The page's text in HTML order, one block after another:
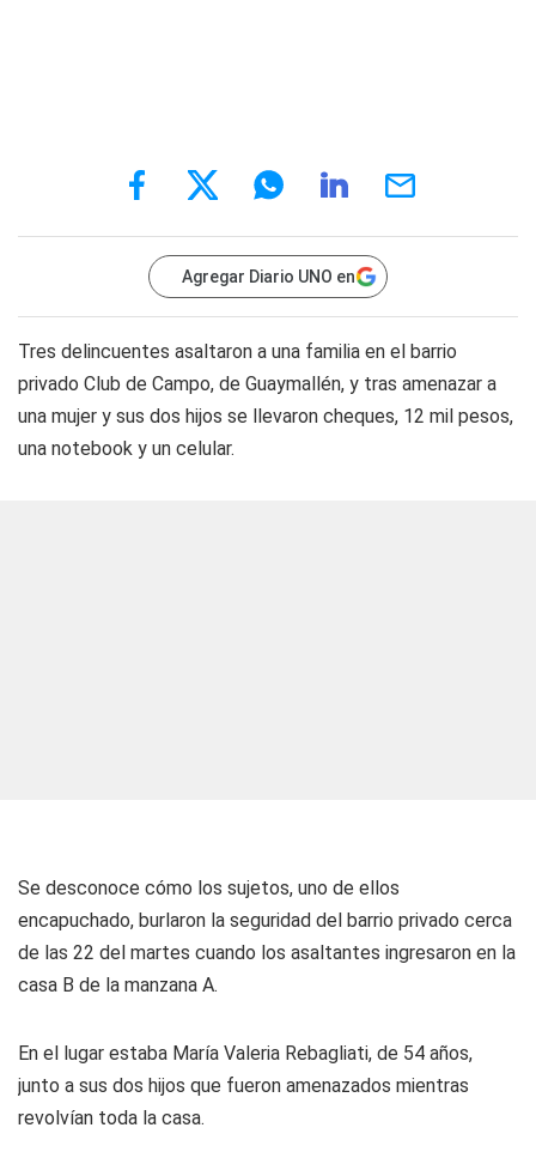
Agregar Diario UNO en
Tres delincuentes asaltaron a una familia en el barrio
privado Club de Campo, de Guaymallén, y tras amenazar a
una mujer y sus dos hijos se llevaron cheques, 12 mil pesos,
una notebook y un celular.
Se desconoce cómo los sujetos, uno de ellos
encapuchado, burlaron la seguridad del barrio privado cerca
de las 22 del martes cuando los asaltantes ingresaron en la
casa B de la manzana A.
En el lugar estaba María Valeria Rebagliati, de 54 años,
junto a sus dos hijos que fueron amenazados mientras
revolvían toda la casa.